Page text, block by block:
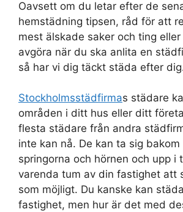
Oavsett om du letar efter de
hemstädning tipsen, råd för att
mest älskade saker och ting
avgöra när du ska anlita en
så har vi dig täckt städa efter
Stockholmsstädfirmas städare
områden i ditt hus eller ditt
flesta städare från andra
inte kan nå. De kan ta sig bakom
springorna och hörnen och upp i
varenda tum av din fastighet att
som möjligt. Du kanske kan
fastighet, men hur är det med